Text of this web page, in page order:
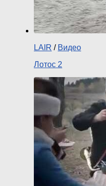
LAIR / Видео
Лотос 2